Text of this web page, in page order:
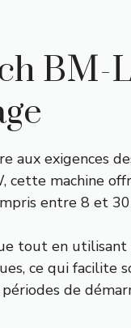
BM-
aux exigences
cette machine
entre 8 et
tout en utilisant
ce qui facilite
de